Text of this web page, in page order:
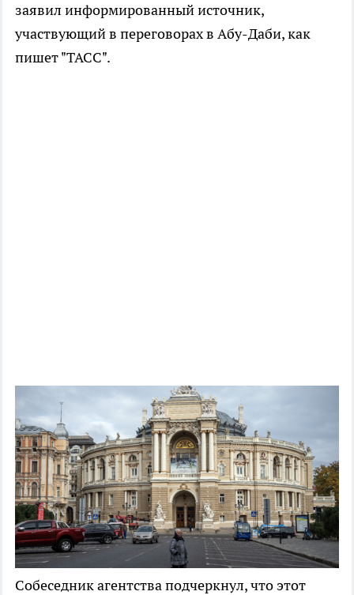
заявил информированный источник,
участвующий в переговорах в Абу-Даби, как
пишет "ТАСС".
Собеседник агентства подчеркнул, что этот